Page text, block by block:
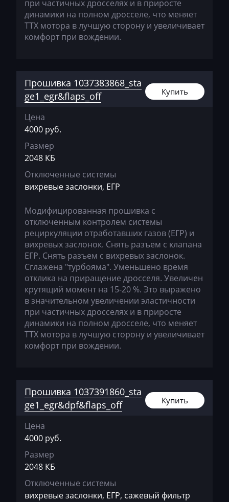
Exeed
Extreme moto
Faresin
FAW
Fendt
Fiat
Ford
Foton
Freightliner
GAC
Geely
Gehl
Genie
Genset
GMC
Great Wall
Hafei
Haima
Hamm
Hatz
Haval
Hawtai
при частичных дросселях и в приросте
динамики на полном дросселе, что меняет
ТТХ мотора в лучшую сторону и увеличивает
комфорт при вождении.
Прошивка 1037383868_sta
ge1_egr&flaps_off
Купить
Цена
4000 руб.
Размер
2048 КБ
Отключенные системы
вихревые заслонки, ЕГР
Модифицированная прошивка c
отключенным контролем системы
рециркуляции отработавших газов (ЕГР) и
вихревых заслонок. Снять разъем с клапана
ЕГР. Снять разъем с вихревых заслонок.
Сглажена "турбояма". Уменьшено время
отклика на приращение дросселя. Увеличен
крутящий момент на 15-20 %. Это выражено
в значительном увеличении эластичности
при частичных дросселях и в приросте
динамики на полном дросселе, что меняет
ТТХ мотора в лучшую сторону и увеличивает
комфорт при вождении.
Прошивка 1037391860_sta
ge1_egr&dpf&flaps_off
Купить
Цена
4000 руб.
Размер
2048 КБ
Отключенные системы
вихревые заслонки, ЕГР, сажевый фильтр